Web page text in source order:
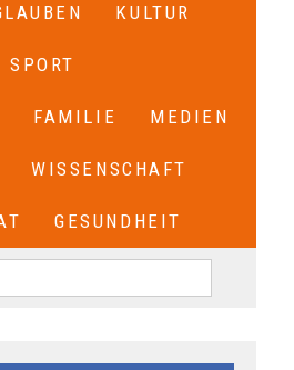
KULTUR
SPORT
FAMILIE MEDIEN
WISSENSCHAFT
GESUNDHEIT